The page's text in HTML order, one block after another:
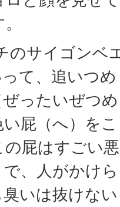
のサイゴンベ
って、追いつめ
ったいぜつめ
屁（へ）をこ
の屁はすごい悪
、人がかけら
いは抜けない